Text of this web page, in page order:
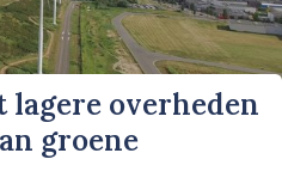
overheden
groene